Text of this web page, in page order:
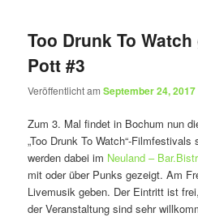
Too Drunk To
Pott #3
Veröffentlicht amSeptember 24, 2017
Zum 3. Mal findet in Bochum nun
„Too Drunk To Watch“-
werden dabei im Neuland –
mit oder über Punks gezeigt. Am
Livemusik geben. Der Eintritt ist
der Veranstaltung sind sehr